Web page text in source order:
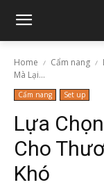
Home Cẩm nang
Mà Lại...
Cẩm nang Set up
Lựa
Cho
Khó